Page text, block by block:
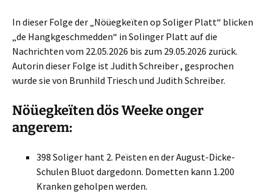
In dieser Folge der „Nöüegkeïten op Soliger Platt“ blicken
„de Hangkgeschmedden“ in Solinger Platt auf die
Nachrichten vom 22.05.2026 bis zum 29.05.2026 zurück.
Autorin dieser Folge ist Judith Schreiber , gesprochen
wurde sie von Brunhild Triesch und Judith Schreiber.
Nöüegkeïten dös Weeke onger
angerem:
398 Soliger hant 2. Peïsten en der August-Dicke-
Schulen Bluot dargedonn. Dometten kann 1.200
Kranken geholpen werden.